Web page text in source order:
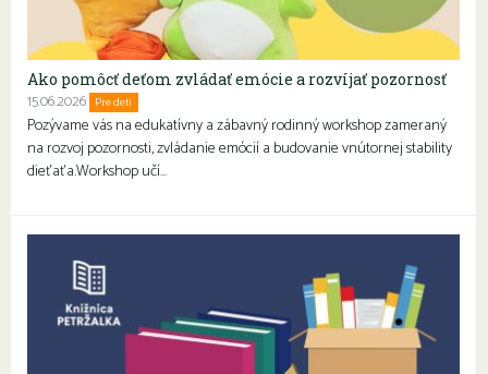
Ako pomôcť deťom zvládať emócie a rozvíjať pozornosť
15.06.2026 Pre deti
Pozývame vás na edukatívny a zábavný rodinný workshop zameraný
na rozvoj pozornosti, zvládanie emócií a budovanie vnútornej stability
dieťaťa.Workshop učí…